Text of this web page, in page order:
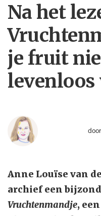
Na het
je fruit
levenloos
door
Anne Louïse van
archief een
Vruchtenmandje,